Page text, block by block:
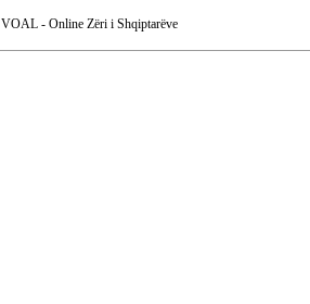
VOAL - Online Zëri i Shqiptarëve